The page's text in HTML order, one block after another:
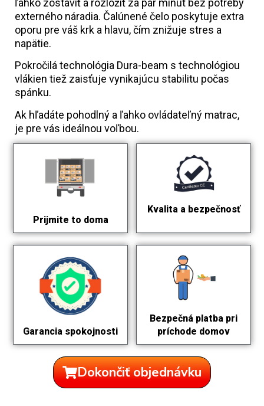
ľahko zostaviť a rozložiť za pár minút bez potreby
externého náradia. Čalúnené čelo poskytuje extra
oporu pre váš krk a hlavu, čím znižuje stres a
napätie.
Pokročilá technológia Dura-beam s technológiou
vlákien tiež zaisťuje vynikajúcu stabilitu počas
spánku.
Ak hľadáte pohodlný a ľahko ovládateľný matrac,
je pre vás ideálnou voľbou.
Prijmite to doma
Kvalita a bezpečnosť
Garancia spokojnosti
Bezpečná platba pri
príchode domov
Dokončiť objednávku